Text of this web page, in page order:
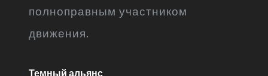
полноправным участником
движения.
Темный альянс